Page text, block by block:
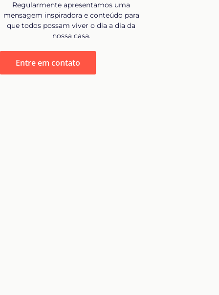
Regularmente apresentamos uma
mensagem inspiradora e conteúdo para
que todos possam viver o dia a dia da
nossa casa.
Entre em contato